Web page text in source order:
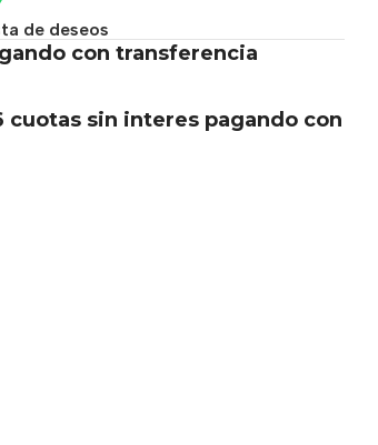
de deseos
con transferencia
cuotas sin interes pagando con